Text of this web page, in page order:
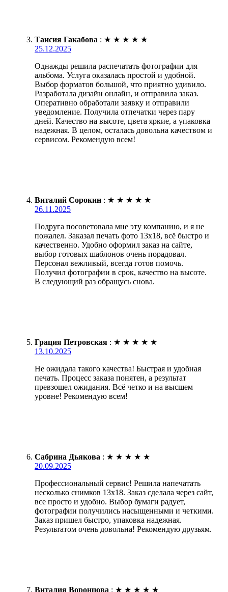
Таисия Гакабова : ★ ★ ★ ★ ★
25.12.2025
Однажды решила распечатать фотографии для
альбома. Услуга оказалась простой и удобной.
Выбор форматов большой, что приятно удивило.
Разработала дизайн онлайн, и отправила заказ.
Оперативно обработали заявку и отправили
уведомление. Получила отпечатки через пару
дней. Качество на высоте, цвета яркие, а упаковка
надежная. В целом, осталась довольна качеством и
сервисом. Рекомендую всем!
Виталий Сорокин : ★ ★ ★ ★ ★
26.11.2025
Подруга посоветовала мне эту компанию, и я не
пожалел. Заказал печать фото 13х18, всё быстро и
качественно. Удобно оформил заказ на сайте,
выбор готовых шаблонов очень порадовал.
Персонал вежливый, всегда готов помочь.
Получил фотографии в срок, качество на высоте.
В следующий раз обращусь снова.
Грация Петровская : ★ ★ ★ ★ ★
13.10.2025
Не ожидала такого качества! Быстрая и удобная
печать. Процесс заказа понятен, а результат
превзошел ожидания. Всё четко и на высшем
уровне! Рекомендую всем!
Сабрина Дьякова : ★ ★ ★ ★ ★
20.09.2025
Профессиональный сервис! Решила напечатать
несколько снимков 13х18. Заказ сделала через сайт,
все просто и удобно. Выбор бумаги радует,
фотографии получились насыщенными и четкими.
Заказ пришел быстро, упаковка надежная.
Результатом очень довольна! Рекомендую друзьям.
Виталия Воронцова : ★ ★ ★ ★ ★